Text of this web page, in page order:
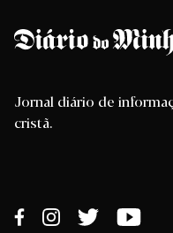
Jornal diário de
cristã.